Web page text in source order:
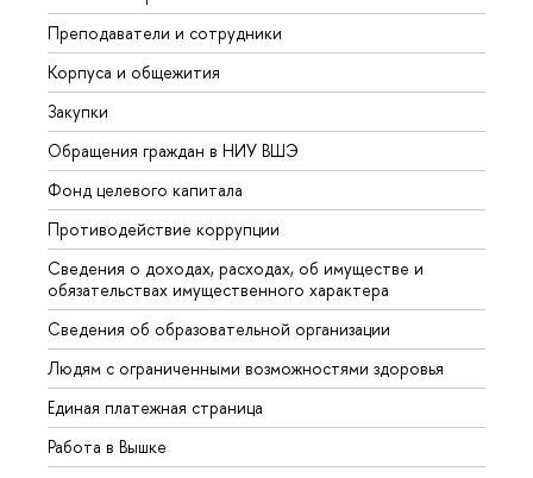
Преподаватели и сотрудники
Корпуса и общежития
Закупки
Обращения граждан в НИУ ВШЭ
Фонд целевого капитала
Противодействие коррупции
Сведения о доходах, расходах, об имуществе и
обязательствах имущественного характера
Сведения об образовательной организации
Людям с ограниченными возможностями здоровья
Единая платежная страница
Работа в Вышке